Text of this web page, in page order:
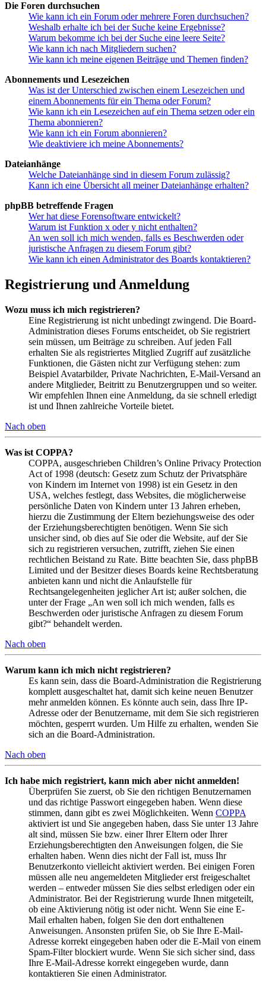
Die Foren durchsuchen
Wie kann ich ein Forum oder mehrere Foren durchsuchen?
Weshalb erhalte ich bei der Suche keine Ergebnisse?
Warum bekomme ich bei der Suche eine leere Seite?
Wie kann ich nach Mitgliedern suchen?
Wie kann ich meine eigenen Beiträge und Themen finden?
Abonnements und Lesezeichen
Was ist der Unterschied zwischen einem Lesezeichen und
einem Abonnements für ein Thema oder Forum?
Wie kann ich ein Lesezeichen auf ein Thema setzen oder ein
Thema abonnieren?
Wie kann ich ein Forum abonnieren?
Wie deaktiviere ich meine Abonnements?
Dateianhänge
Welche Dateianhänge sind in diesem Forum zulässig?
Kann ich eine Übersicht all meiner Dateianhänge erhalten?
phpBB betreffende Fragen
Wer hat diese Forensoftware entwickelt?
Warum ist Funktion x oder y nicht enthalten?
An wen soll ich mich wenden, falls es Beschwerden oder
juristische Anfragen zu diesem Forum gibt?
Wie kann ich einen Administrator des Boards kontaktieren?
Registrierung und Anmeldung
Wozu muss ich mich registrieren?
Eine Registrierung ist nicht unbedingt zwingend. Die Board-
Administration dieses Forums entscheidet, ob Sie registriert
sein müssen, um Beiträge zu schreiben. Auf jeden Fall
erhalten Sie als registriertes Mitglied Zugriff auf zusätzliche
Funktionen, die Gästen nicht zur Verfügung stehen: zum
Beispiel Avatarbilder, Private Nachrichten, E-Mail-Versand an
andere Mitglieder, Beitritt zu Benutzergruppen und so weiter.
Wir empfehlen Ihnen eine Anmeldung, da sie schnell erledigt
ist und Ihnen zahlreiche Vorteile bietet.
Nach oben
Was ist COPPA?
COPPA, ausgeschrieben Children’s Online Privacy Protection
Act of 1998 (deutsch: Gesetz zum Schutz der Privatsphäre
von Kindern im Internet von 1998) ist ein Gesetz in den
USA, welches festlegt, dass Websites, die möglicherweise
persönliche Daten von Kindern unter 13 Jahren erheben,
hierzu die Zustimmung der Eltern beziehungsweise des oder
der Erziehungsberechtigten benötigen. Wenn Sie sich
unsicher sind, ob dies auf Sie oder die Website, auf der Sie
sich zu registrieren versuchen, zutrifft, ziehen Sie einen
rechtlichen Beistand zu Rate. Bitte beachten Sie, dass phpBB
Limited und der Besitzer dieses Boards keine Rechtsberatung
anbieten kann und nicht die Anlaufstelle für
Rechtsangelegenheiten jeglicher Art ist; außer solchen, die
unter der Frage „An wen soll ich mich wenden, falls es
Beschwerden oder juristische Anfragen zu diesem Forum
gibt?“ behandelt werden.
Nach oben
Warum kann ich mich nicht registrieren?
Es kann sein, dass die Board-Administration die Registrierung
komplett ausgeschaltet hat, damit sich keine neuen Benutzer
mehr anmelden können. Es könnte auch sein, dass Ihre IP-
Adresse oder der Benutzername, mit dem Sie sich registrieren
möchten, gesperrt wurden. Um Hilfe zu erhalten, wenden Sie
sich an die Board-Administration.
Nach oben
Ich habe mich registriert, kann mich aber nicht anmelden!
Überprüfen Sie zuerst, ob Sie den richtigen Benutzernamen
und das richtige Passwort eingegeben haben. Wenn diese
stimmen, dann gibt es zwei Möglichkeiten. Wenn COPPA
aktiviert ist und Sie angegeben haben, dass Sie unter 13 Jahre
alt sind, müssen Sie bzw. einer Ihrer Eltern oder Ihrer
Erziehungsberechtigten den Anweisungen folgen, die Sie
erhalten haben. Wenn dies nicht der Fall ist, muss Ihr
Benutzerkonto vielleicht aktiviert werden. Bei einigen Foren
müssen alle neu angemeldeten Mitglieder erst freigeschaltet
werden – entweder müssen Sie dies selbst erledigen oder ein
Administrator. Bei der Registrierung wurde Ihnen mitgeteilt,
ob eine Aktivierung nötig ist oder nicht. Wenn Sie eine E-
Mail erhalten haben, folgen Sie den dort enthaltenen
Anweisungen. Ansonsten prüfen Sie, ob Sie Ihre E-Mail-
Adresse korrekt eingegeben haben oder die E-Mail von einem
Spam-Filter blockiert wurde. Wenn Sie sich sicher sind, dass
Ihre E-Mail-Adresse korrekt eingegeben wurde, dann
kontaktieren Sie einen Administrator.